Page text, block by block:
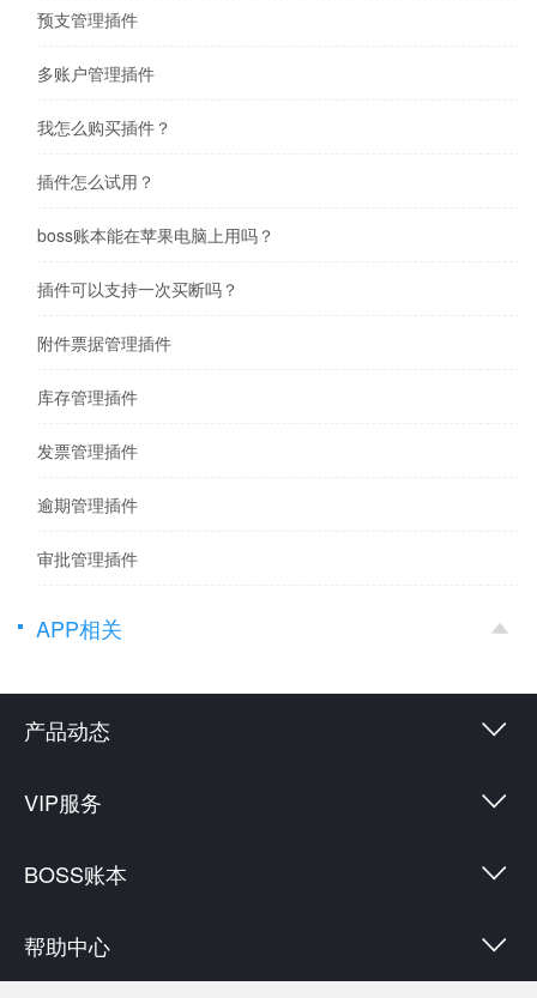
预支管理插件
多账户管理插件
我怎么购买插件？
插件怎么试用？
boss账本能在苹果电脑上用吗？
插件可以支持一次买断吗？
附件票据管理插件
库存管理插件
发票管理插件
逾期管理插件
审批管理插件
APP相关
产品动态
VIP服务
BOSS账本
帮助中心